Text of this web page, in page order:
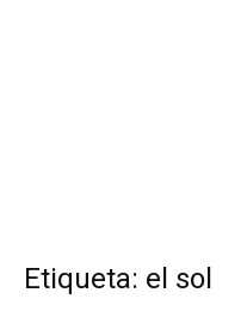
Etiqueta: el sol